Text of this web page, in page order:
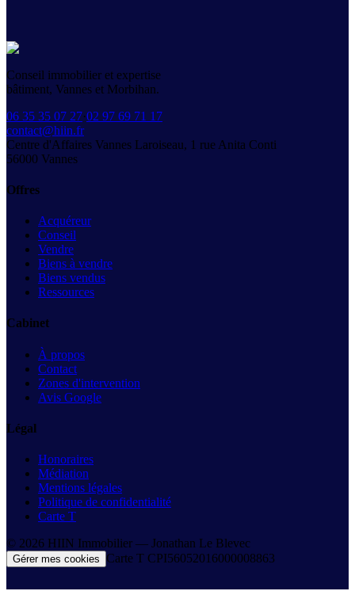
Conseil immobilier et expertise
bâtiment, Vannes et Morbihan.
06 35 35 07 27·02 97 69 71 17
contact@hiin.fr
Centre d'Affaires Vannes Laroiseau, 1 rue Anita Conti
56000 Vannes
Offres
Acquéreur
Conseil
Vendre
Biens à vendre
Biens vendus
Ressources
Cabinet
À propos
Contact
Zones d'intervention
Avis Google
Légal
Honoraires
Médiation
Mentions légales
Politique de confidentialité
Carte T
© 2026 HIIN Immobilier — Jonathan Le Blevec
Gérer mes cookies Carte T CPI56052016000008863